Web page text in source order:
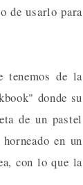
de usarlo para
tenemos de la
donde su
de un pastel
en un
con lo que la